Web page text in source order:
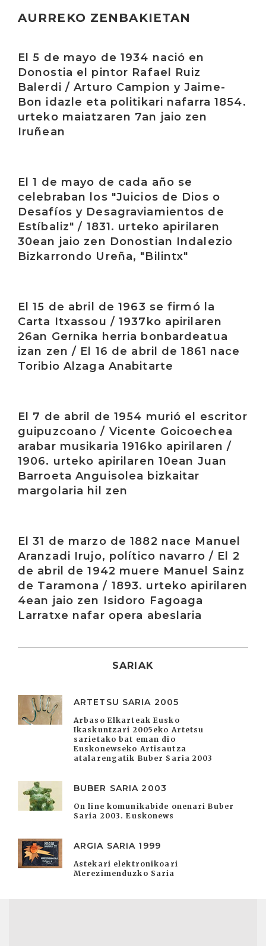
AURREKO ZENBAKIETAN
El 5 de mayo de 1934 nació en
Donostia el pintor Rafael Ruiz
Balerdi / Arturo Campion y Jaime-
Bon idazle eta politikari nafarra 1854.
urteko maiatzaren 7an jaio zen
Iruñean
El 1 de mayo de cada año se
celebraban los "Juicios de Dios o
Desafíos y Desagraviamientos de
Estíbaliz" / 1831. urteko apirilaren
30ean jaio zen Donostian Indalezio
Bizkarrondo Ureña, "Bilintx"
El 15 de abril de 1963 se firmó la
Carta Itxassou / 1937ko apirilaren
26an Gernika herria bonbardeatua
izan zen / El 16 de abril de 1861 nace
Toribio Alzaga Anabitarte
El 7 de abril de 1954 murió el escritor
guipuzcoano / Vicente Goicoechea
arabar musikaria 1916ko apirilaren /
1906. urteko apirilaren 10ean Juan
Barroeta Anguisolea bizkaitar
margolaria hil zen
El 31 de marzo de 1882 nace Manuel
Aranzadi Irujo, político navarro / El 2
de abril de 1942 muere Manuel Sainz
de Taramona / 1893. urteko apirilaren
4ean jaio zen Isidoro Fagoaga
Larratxe nafar opera abeslaria
SARIAK
ARTETSU SARIA 2005
Arbaso Elkarteak Eusko
Ikaskuntzari 2005eko Artetsu
sarietako bat eman dio
Euskonewseko Artisautza
atalarengatik Buber Saria 2003
BUBER SARIA 2003
On line komunikabide onenari Buber
Saria 2003. Euskonews
ARGIA SARIA 1999
Astekari elektronikoari
Merezimenduzko Saria